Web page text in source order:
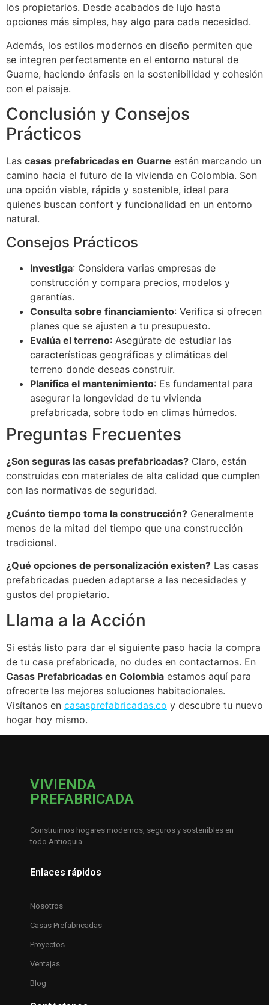
los propietarios. Desde acabados de lujo hasta
opciones más simples, hay algo para cada necesidad.
Además, los estilos modernos en diseño permiten que
se integren perfectamente en el entorno natural de
Guarne, haciendo énfasis en la sostenibilidad y cohesión
con el paisaje.
Conclusión y Consejos
Prácticos
Las casas prefabricadas en Guarne están marcando un
camino hacia el futuro de la vivienda en Colombia. Son
una opción viable, rápida y sostenible, ideal para
quienes buscan confort y funcionalidad en un entorno
natural.
Consejos Prácticos
Investiga: Considera varias empresas de
construcción y compara precios, modelos y
garantías.
Consulta sobre financiamiento: Verifica si ofrecen
planes que se ajusten a tu presupuesto.
Evalúa el terreno: Asegúrate de estudiar las
características geográficas y climáticas del
terreno donde deseas construir.
Planifica el mantenimiento: Es fundamental para
asegurar la longevidad de tu vivienda
prefabricada, sobre todo en climas húmedos.
Preguntas Frecuentes
¿Son seguras las casas prefabricadas? Claro, están
construidas con materiales de alta calidad que cumplen
con las normativas de seguridad.
¿Cuánto tiempo toma la construcción? Generalmente
menos de la mitad del tiempo que una construcción
tradicional.
¿Qué opciones de personalización existen? Las casas
prefabricadas pueden adaptarse a las necesidades y
gustos del propietario.
Llama a la Acción
Si estás listo para dar el siguiente paso hacia la compra
de tu casa prefabricada, no dudes en contactarnos. En
Casas Prefabricadas en Colombia estamos aquí para
ofrecerte las mejores soluciones habitacionales.
Visítanos en casasprefabricadas.co y descubre tu nuevo
hogar hoy mismo.
VIVIENDA
PREFABRICADA
Construimos hogares modernos, seguros y sostenibles en
todo Antioquia.
Enlaces rápidos
Nosotros
Casas Prefabricadas
Proyectos
Ventajas
Blog